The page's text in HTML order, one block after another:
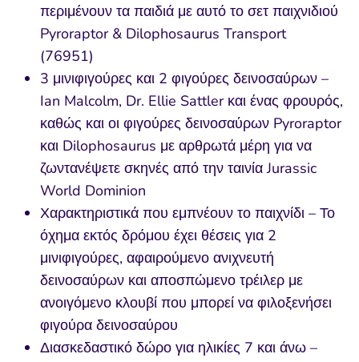
περιμένουν τα παιδιά με αυτό το σετ παιχνιδιού
Pyroraptor & Dilophosaurus Transport
(76951)
3 μινιφιγούρες και 2 φιγούρες δεινοσαύρων –
Ian Malcolm, Dr. Ellie Sattler και ένας φρουρός,
καθώς και οι φιγούρες δεινοσαύρων Pyroraptor
και Dilophosaurus με αρθρωτά μέρη για να
ζωντανέψετε σκηνές από την ταινία Jurassic
World Dominion
Χαρακτηριστικά που εμπνέουν το παιχνίδι – Το
όχημα εκτός δρόμου έχει θέσεις για 2
μινιφιγούρες, αφαιρούμενο ανιχνευτή
δεινοσαύρων και αποσπώμενο τρέιλερ με
ανοιγόμενο κλουβί που μπορεί να φιλοξενήσει
φιγούρα δεινοσαύρου
Διασκεδαστικό δώρο για ηλικίες 7 και άνω –